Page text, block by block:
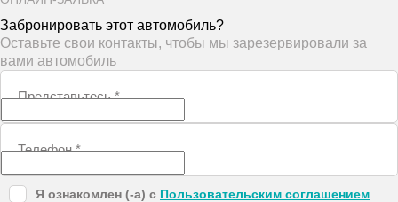
Забронировать этот автомобиль?
Оставьте свои контакты, чтобы мы зарезервировали за
вами автомобиль
Представьтесь*
Телефон*
Я ознакомлен (-а) с Пользовательским соглашением